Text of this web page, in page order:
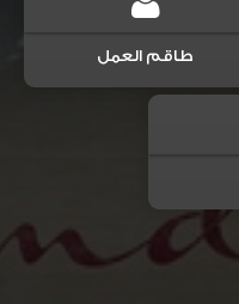
طاقم العمل